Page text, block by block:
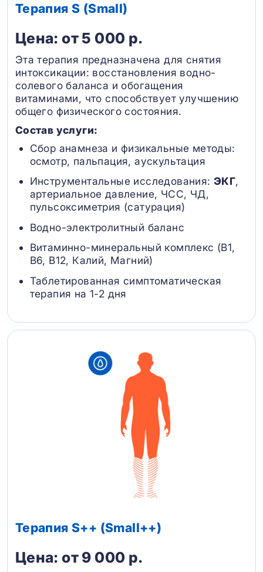
Терапия S (Small)
Цена: от 5 000 р.
Эта терапия предназначена для снятия
интоксикации: восстановления водно-
солевого баланса и обогащения
витаминами, что способствует улучшению
общего физического состояния.
Состав услуги:
Сбор анамнеза и физикальные методы:
осмотр, пальпация, аускультация
Инструментальные исследования: ЭКГ,
артериальное давление, ЧСС, ЧД,
пульсоксиметрия (сатурация)
Водно-электролитный баланс
Витаминно-минеральный комплекс (B1,
B6, В12, Калий, Магний)
Таблетированная симптоматическая
терапия на 1-2 дня
Терапия S++ (Small++)
Цена: от 9 000 р.